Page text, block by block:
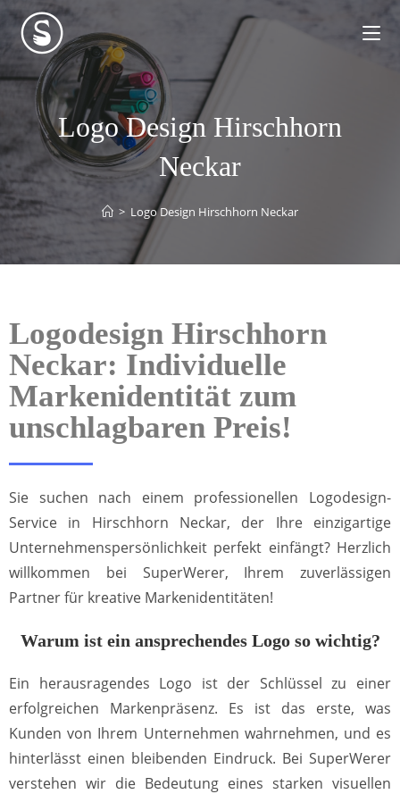
Logo Design Hirschhorn
Neckar
> Logo Design Hirschhorn Neckar
Logodesign Hirschhorn
Neckar: Individuelle
Markenidentität zum
unschlagbaren Preis!
Sie suchen nach einem professionellen Logodesign-
Service in Hirschhorn Neckar, der Ihre einzigartige
Unternehmenspersönlichkeit perfekt einfängt? Herzlich
willkommen bei SuperWerer, Ihrem zuverlässigen
Partner für kreative Markenidentitäten!
Warum ist ein ansprechendes Logo so wichtig?
Ein herausragendes Logo ist der Schlüssel zu einer
erfolgreichen Markenpräsenz. Es ist das erste, was
Kunden von Ihrem Unternehmen wahrnehmen, und es
hinterlässt einen bleibenden Eindruck. Bei SuperWerer
verstehen wir die Bedeutung eines starken visuellen